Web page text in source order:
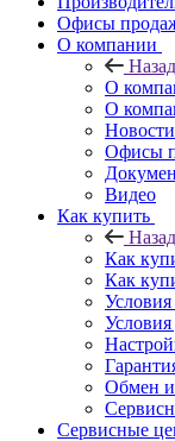
Офисы
О компании
Назад
О
О
Новости
Офисы
Видео
Как купить
Назад
Как
Как
Условия
Обмен и
Сервисные